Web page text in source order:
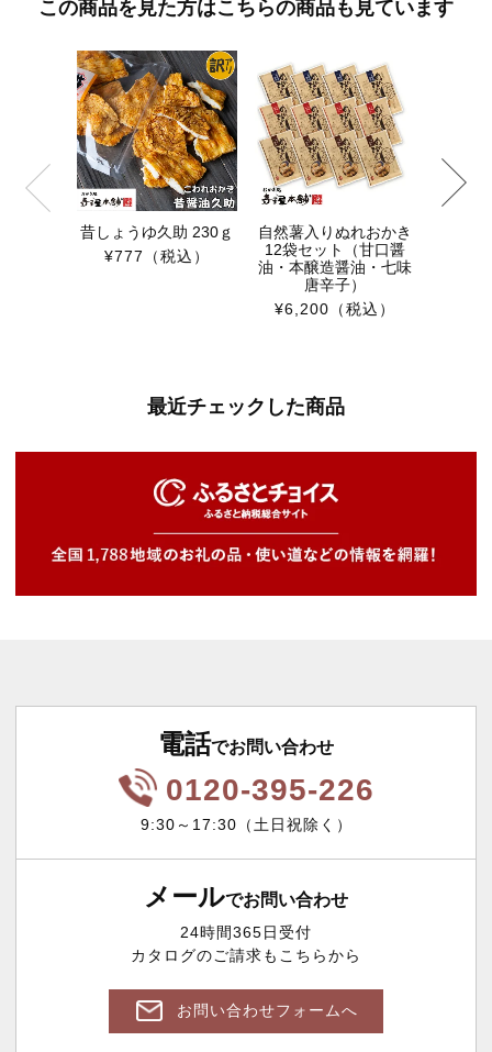
この商品を見た方はこちらの商品も見ています
昔しょうゆ久助 230ｇ
¥777
（税込）
自然薯入りぬれおかき
12袋セット（甘口醤
油・本醸造醤油・七味
唐辛子）
¥6,200 （税込）
最近チェックした商品
電話でお問い合わせ
0120-395-226
9:30～17:30（土日祝除く）
メールでお問い合わせ
24時間365日受付
カタログのご請求もこちらから
お問い合わせフォームへ